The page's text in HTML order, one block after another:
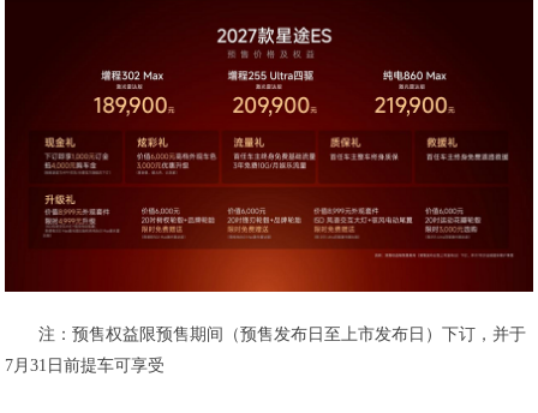
注：预售权益限预售期间（预售发布日至上市发布日）下订，并于
7月31日前提车可享受